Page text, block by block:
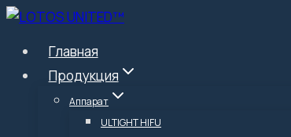
Перейти
содержимому
Главная
Продукция
Аппарат
ULTIGHT HIFU